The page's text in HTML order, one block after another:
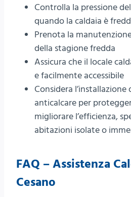
Controlla la pressione
quando la caldaia è
Prenota la
della stagione fredda
Assicura che il locale
e facilmente accessibile
Considera
anticalcare per
migliorare l’efficienza,
abitazioni isolate o
FAQ – Assistenza
Cesano